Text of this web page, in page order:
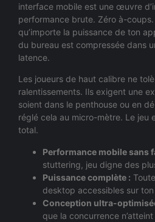
interface mobile est une œuvre
performance brute. Zéro à-
qu’importe la puissance de ton
du bureau est compressée dans
latence.
Les joueurs de haut calibre ne
ralentissements. Ils exigent une
soient dans le penthouse ou en
réglé cela au micro-mètre. Le jeu
total.
Performance mobile sans
stuttering, jeu digne des
Puissance complète :
desktop accessibles sur
Conception ultra-
que la concurrence